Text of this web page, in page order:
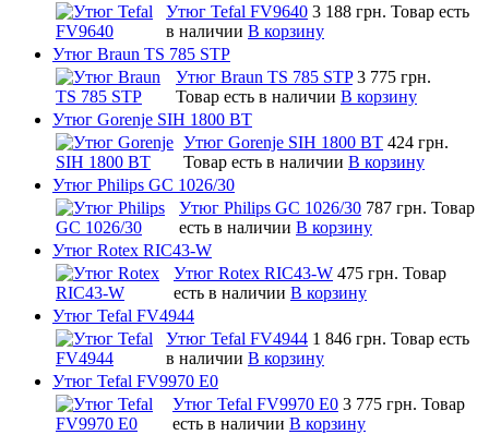
Утюг Tefal FV9640 3 188 грн. Товар есть
в наличии В корзину
Утюг Braun TS 785 STP
Утюг Braun TS 785 STP 3 775 грн.
Товар есть в наличии В корзину
Утюг Gorenje SIH 1800 BT
Утюг Gorenje SIH 1800 BT 424 грн.
Товар есть в наличии В корзину
Утюг Philips GC 1026/30
Утюг Philips GC 1026/30 787 грн. Товар
есть в наличии В корзину
Утюг Rotex RIC43-W
Утюг Rotex RIC43-W 475 грн. Товар
есть в наличии В корзину
Утюг Tefal FV4944
Утюг Tefal FV4944 1 846 грн. Товар есть
в наличии В корзину
Утюг Tefal FV9970 E0
Утюг Tefal FV9970 E0 3 775 грн. Товар
есть в наличии В корзину